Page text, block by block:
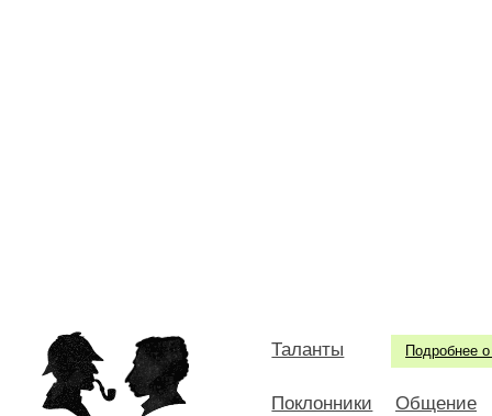
Подробнее о
Таланты
Поклонники Общение